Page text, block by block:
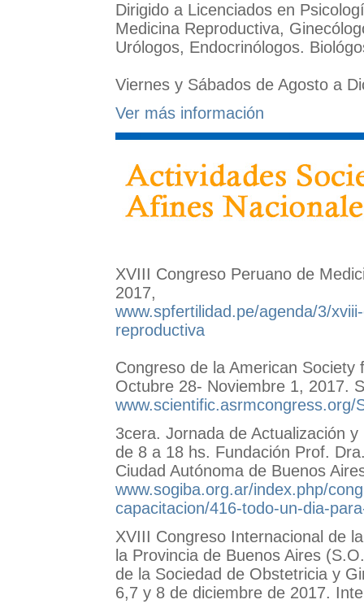
Dirigido a Licenciados en
Medicina Reproductiva,
Urólogos, Endocrinólogos.
Viernes y Sábados de Agosto a
Ver más información
XVIII Congreso Peruano de
2017,
www.spfertilidad.pe/agenda/3/
reproductiva
Congreso de la American
Octubre 28- Noviembre 1, 2017.
www.scientific.asrmcongress.org/
3cera. Jornada de Actualización
de 8 a 18 hs. Fundación Prof.
Ciudad Autónoma de Buenos
www.sogiba.org.ar/index.php/
capacitacion/416-todo-un-dia-
XVIII Congreso Internacional de
la Provincia de Buenos Aires
de la Sociedad de Obstetricia y
6,7 y 8 de diciembre de 2017.